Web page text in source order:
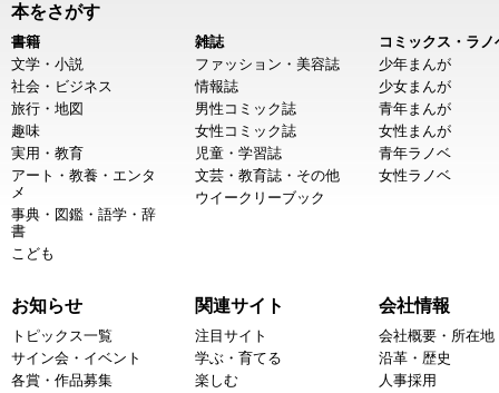
本をさがす
書籍
文学・小説
社会・ビジネス
旅行・地図
趣味
実用・教育
アート・教養・エンタ
メ
事典・図鑑・語学・辞
書
こども
雑誌
ファッション・美容誌
情報誌
男性コミック誌
女性コミック誌
児童・学習誌
文芸・教育誌・その他
ウイークリーブック
コミックス・ラノ
少年まんが
少女まんが
青年まんが
女性まんが
青年ラノベ
女性ラノベ
お知らせ
トピックス一覧
サイン会・イベント
各賞・作品募集
関連サイト
注目サイト
学ぶ・育てる
楽しむ
会社情報
会社概要・所在地
沿革・歴史
人事採用